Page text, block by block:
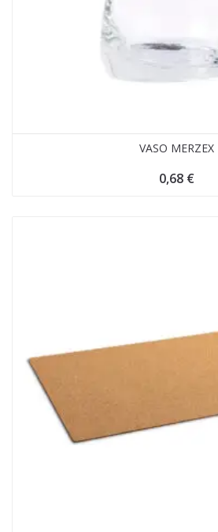
VASO MERZEX
0,68 €